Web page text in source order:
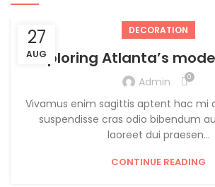
27
AUG
DECORATION
Exploring Atlanta’s
Admin 0
Vivamus enim sagittis aptent hac mi
suspendisse cras odio bibendum
laoreet dui praesen...
CONTINUE READING